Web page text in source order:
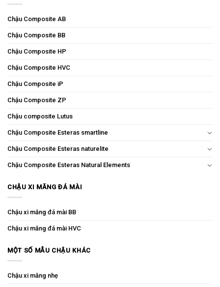
Chậu Composite AB
Chậu Composite BB
Chậu Composite HP
Chậu Composite HVC
Chậu Composite iP
Chậu Composite ZP
Chậu composite Lutus
Chậu Composite Esteras smartline
Chậu Composite Esteras naturelite
Chậu Composite Esteras Natural Elements
CHẬU XI MĂNG ĐÁ MÀI
Chậu xi măng đá mài BB
Chậu xi măng đá mài HVC
MỘT SỐ MẪU CHẬU KHÁC
Chậu xi măng nhẹ